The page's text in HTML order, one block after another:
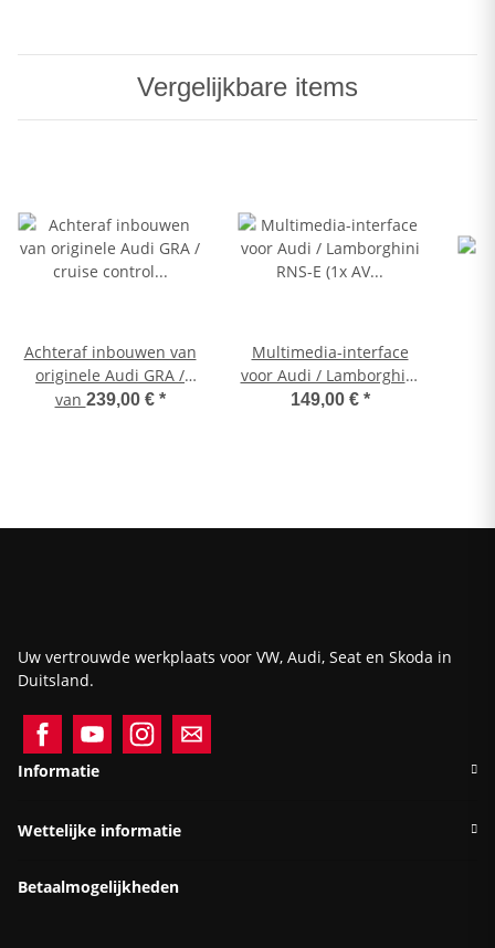
Vergelijkbare items
Achteraf inbouwen van
originele Audi GRA /
cruise control in de Audi
van 239,00 € *
Multimedia-interface
voor Audi / Lamborghini
RNS-E (1x AV IN +
149,00 € *
Uw vertrouwde werkplaats voor VW, Audi, Seat en Skoda in
Duitsland.
Informatie
Wettelijke informatie
Betaalmogelijkheden